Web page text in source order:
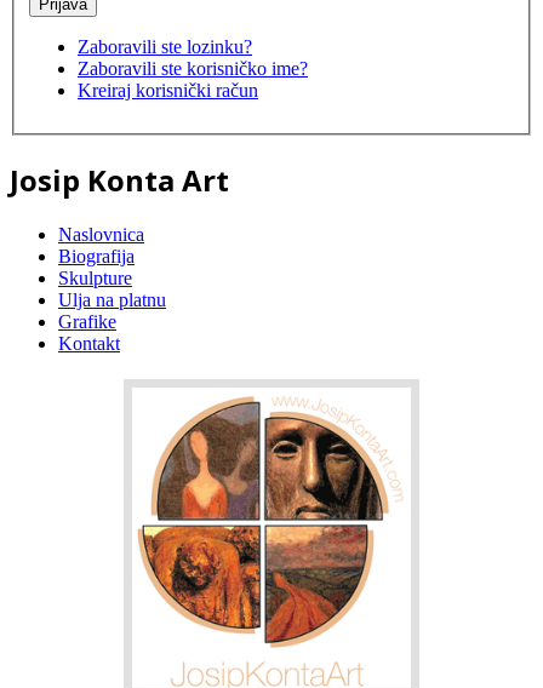
Zaboravili ste lozinku?
Zaboravili ste korisničko ime?
Kreiraj korisnički račun
Josip Konta Art
Naslovnica
Biografija
Skulpture
Ulja na platnu
Grafike
Kontakt